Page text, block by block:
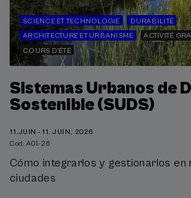
SCIENCE ET TECHNOLOGIE
DURABILITÉ
ARCHITECTURE ET URBANISME
ACTIVITÉ
COURS D'ÉTÉ
Sistemas Urbanos de
Sostenible (SUDS)
11.JUIN - 11. JUIN, 2026
Cod. A01-26
Cómo integrarlos y gestionarlos en
ciudades